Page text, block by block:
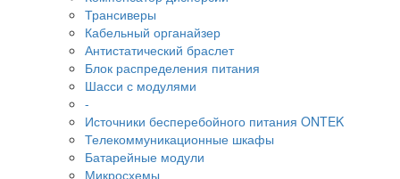
Трансиверы
Кабельный органайзер
Антистатический браслет
Блок распределения питания
Шасси с модулями
-
Источники бесперебойного питания ONTEK
Телекоммуникационные шкафы
Батарейные модули
Микросхемы